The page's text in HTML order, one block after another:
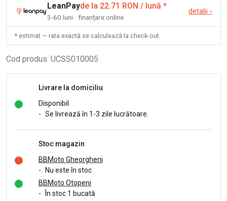
LeanPayde la 22.71 RON / lună *
3-60 luni · finanțare online
detalii ›
* estimat — rata exactă se calculează la check-out
Cod produs: UCSS010005
Livrare la domiciliu
Disponibil
- Se livrează în 1-3 zile lucrătoare.
Stoc magazin
BBMoto Gheorgheni
- Nu este în stoc
BBMoto Otopeni
-
În stoc 1 bucată